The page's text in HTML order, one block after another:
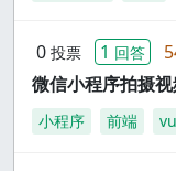
0 投票 1 回答
微信小程序拍摄
小程序 前端